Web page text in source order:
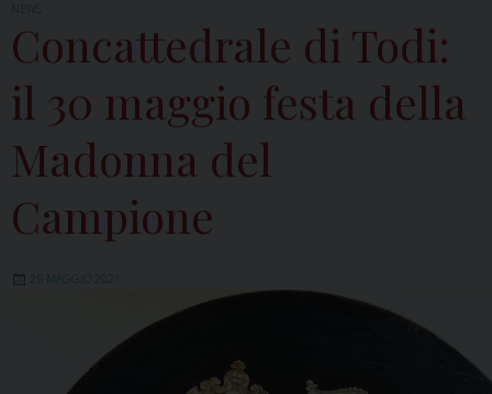
NEWS
Concattedrale di Todi:
il 30 maggio festa della
Madonna del
Campione
25 MAGGIO 2021